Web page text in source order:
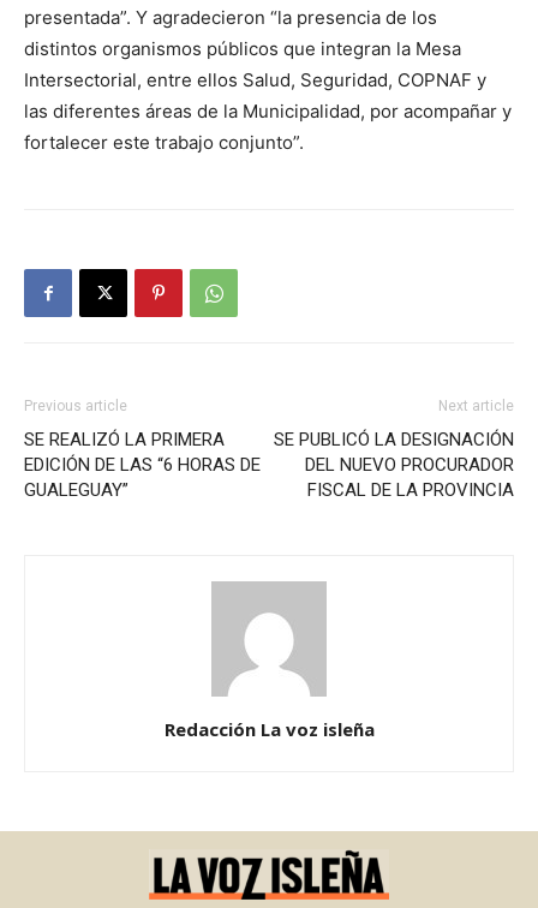
presentada”. Y agradecieron “la presencia de los
distintos organismos públicos que integran la Mesa
Intersectorial, entre ellos Salud, Seguridad, COPNAF y
las diferentes áreas de la Municipalidad, por acompañar y
fortalecer este trabajo conjunto”.
Previous article
SE REALIZÓ LA PRIMERA
EDICIÓN DE LAS “6 HORAS DE
GUALEGUAY”
Next article
SE PUBLICÓ LA DESIGNACIÓN
DEL NUEVO PROCURADOR
FISCAL DE LA PROVINCIA
Redacción La voz isleña